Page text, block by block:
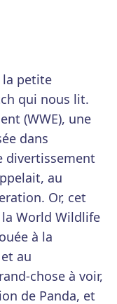
petite
qui nous lit.
(WWE), une
dans
divertissement
au
Or, cet
World Wildlife
à la
au
chose à voir,
de Panda, et